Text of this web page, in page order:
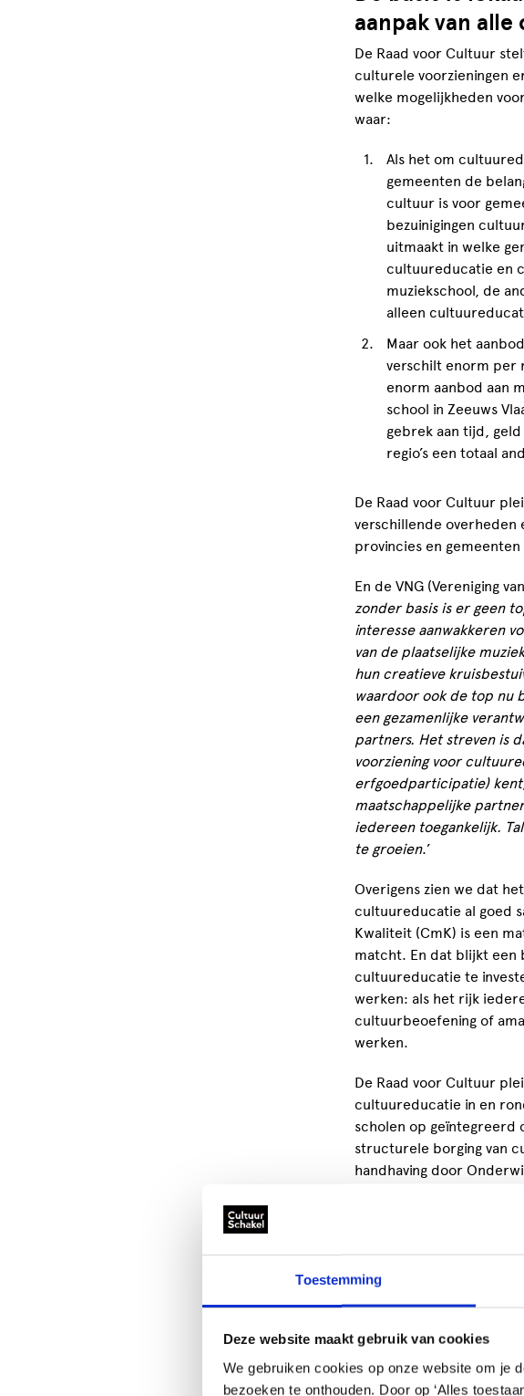
Toestemming
Deze website maakt gebruik van cookies
We gebruiken cookies op onze website om je
bezoeken te onthouden. Door op ‘Alles
aanpak van
De Raad voor Cultuur
culturele voorzieningen
welke mogelijkheden
waar:
Als het om
gemeenten de
cultuur is voor
bezuinigingen
uitmaakt in welke
cultuureducatie en
muziekschool, de
alleen
Maar ook het
verschilt enorm per
enorm aanbod aan
school in Zeeuws
gebrek aan tijd,
regio’s een totaal
De Raad voor Cultuur
verschillende overheden
provincies en
En de VNG (Vereniging
zonder basis is er geen
interesse aanwakkeren
van de plaatselijke
hun creatieve
waardoor ook de top nu
een gezamenlijke
partners. Het streven is
voorziening voor
erfgoedparticipatie)
maatschappelijke
iedereen toegankelijk.
te groeien.’
Overigens zien we dat
cultuureducatie al goed
Kwaliteit (CmK) is een
matcht. En dat blijkt een
cultuureducatie te
werken: als het rijk
cultuurbeoefening of
werken.
De Raad voor Cultuur
cultuureducatie in en
scholen op geïntegreerd
structurele borging van
handhaving door
professionals
De Raad voor Cultuur
vanuit het amateurveld
schemergebied waar ze
financiering.